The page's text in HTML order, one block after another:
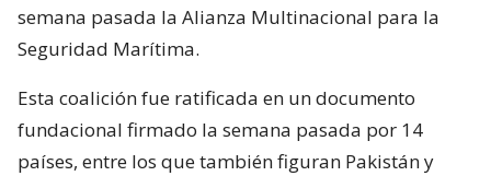
semana pasada la Alianza Multinacional para la
Seguridad Marítima.
Esta coalición fue ratificada en un documento
fundacional firmado la semana pasada por 14
países, entre los que también figuran Pakistán y